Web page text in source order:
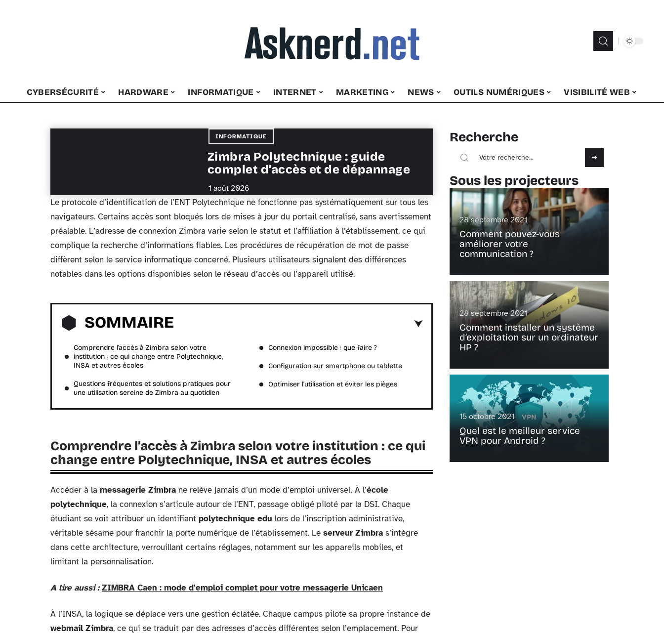
CYBERSÉCURITÉ HARDWARE INFORMATIQUE INTERNET MARKETING NEWS OUTILS NUMÉRIQUES VISIBILITÉ WEB
INFORMATIQUE
Zimbra Polytechnique : guide
complet d’accès et de dépannage
1 août 2026
Le protocole d’identification de l’ENT Polytechnique ne fonctionne pas systématiquement sur tous les
navigateurs. Certains accès sont bloqués lors de mises à jour du portail centralisé, sans avertissement
préalable. L’adresse de connexion Zimbra varie selon le statut et l’affiliation à l’établissement, ce qui
complique la recherche d’informations fiables. Les procédures de récupération de mot de passe
diffèrent selon le service informatique concerné. Plusieurs utilisateurs signalent des différences
notables dans les options disponibles selon le réseau d’accès ou l’appareil utilisé.
SOMMAIRE
Comprendre l’accès à Zimbra selon votre
institution : ce qui change entre Polytechnique,
INSA et autres écoles
Questions fréquentes et solutions pratiques pour
une utilisation sereine de Zimbra au quotidien
Connexion impossible : que faire ?
Configuration sur smartphone ou tablette
Optimiser l’utilisation et éviter les pièges
Comprendre l’accès à Zimbra selon votre institution : ce qui
change entre Polytechnique, INSA et autres écoles
Accéder à la messagerie Zimbra ne relève jamais d’un mode d’emploi universel. À l’école
polytechnique, la connexion s’articule autour de l’ENT, passage obligé piloté par la DSI. Chaque
étudiant se voit attribuer un identifiant polytechnique edu lors de l’inscription administrative,
véritable sésame pour franchir la porte numérique de l’établissement. Le serveur Zimbra s’intègre
dans cette architecture, verrouillant certains réglages, notamment sur les appareils mobiles, et
limitant la personnalisation.
A lire aussi : ZIMBRA Caen : mode d'emploi complet pour votre messagerie Unicaen
À l’INSA, la logique se déplace vers une gestion éclatée. Chaque campus pilote sa propre instance de
webmail Zimbra, ce qui se traduit par des adresses d’accès différentes selon l’emplacement. Pour
Recherche
Sous les projecteurs
28 septembre 2021
Comment pouvez-vous
améliorer votre
communication ?
28 septembre 2021
Comment installer un système
d’exploitation sur un ordinateur
HP ?
15 octobre 2021
Quel est le meilleur service
VPN pour Android ?